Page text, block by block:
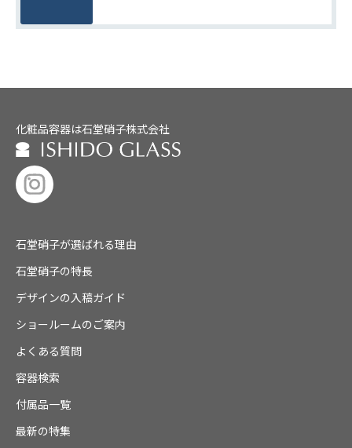
化粧品容器は石堂硝子株式会社
石堂硝子が選ばれる理由
石堂硝子の特長
デザインの入稿ガイド
ショールームのご案内
よくある質問
容器検索
付属品一覧
最新の特集